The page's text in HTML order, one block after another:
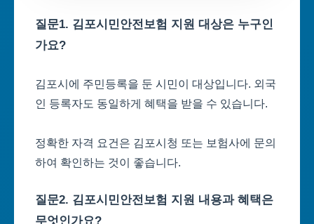
질문1. 김포시민안전보험 지원 대상은 누구인
가요?
김포시에 주민등록을 둔 시민이 대상입니다. 외국
인 등록자도 동일하게 혜택을 받을 수 있습니다.
정확한 자격 요건은 김포시청 또는 보험사에 문의
하여 확인하는 것이 좋습니다.
질문2. 김포시민안전보험 지원 내용과 혜택은
무엇인가요?